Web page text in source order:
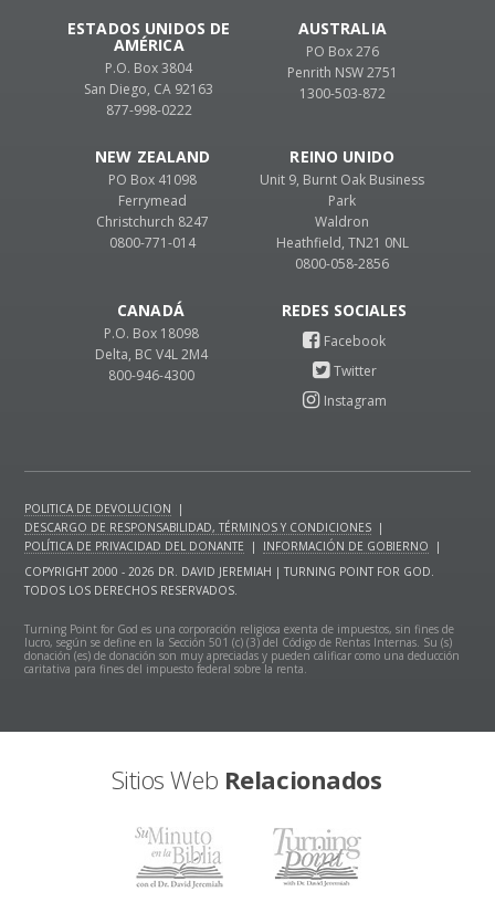
ESTADOS UNIDOS DE
AMÉRICA
P.O. Box 3804
San Diego, CA 92163
877-998-0222
CANADÁ
P.O. Box 18098
Delta, BC V4L 2M4
800-946-4300
REINO UNIDO
Unit 9, Burnt Oak Business
Park
Waldron
Heathfield, TN21 0NL
0800-058-2856
AUSTRALIA
PO Box 276
Penrith NSW 2751
1300-503-872
NEW ZEALAND
PO Box 41098
Ferrymead
Christchurch 8247
0800-771-014
POLITICA DE DEVOLUCION
|
DESCARGO DE RESPONSABILIDAD, TÉRMINOS Y CONDICIONES |
POLÍTICA DE PRIVACIDAD DEL DONANTE
| INFORMACIÓN DE GOBIERNO
|
COPYRIGHT 2000 - 2026 DR. DAVID JEREMIAH | TURNING POINT FOR GOD.
TODOS LOS DERECHOS RESERVADOS.
Turning Point for God es una corporación religiosa exenta de impuestos, sin fines de
lucro, según se define en la Sección 501 (c) (3) del Código de Rentas Internas. Su (s)
donación (es) de donación son muy apreciadas y pueden calificar como una deducción
caritativa para fines del impuesto federal sobre la renta.
Sitios Web Relacionados